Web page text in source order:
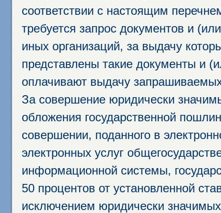
соответствии с настоящим
требуется запрос документов и
иных организаций, за выдачу
представлены такие документы и
оплачивают выдачу
За совершение юридически
обложения государственной
совершении, поданного в
электронных услуг
информационной системы,
50 процентов от установленной
исключением юридически